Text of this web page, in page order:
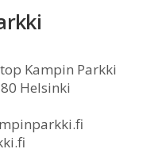
Kampin Parkki
Helsinki